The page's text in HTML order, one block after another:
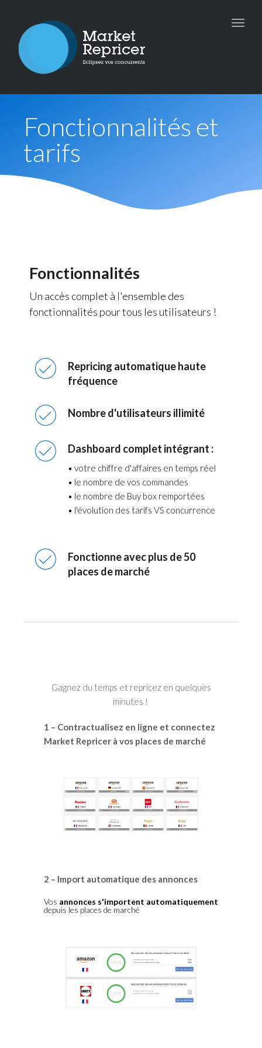
Toggle
Fonctionnalités et
tarifs
Fonctionnalités
Un accès complet à l'ensemble des
fonctionnalités pour tous les utilisateurs !
Repricing automatique haute
fréquence
Nombre d'utilisateurs illimité
Dashboard complet intégrant :
• votre chiffre d'affaires en temps réel
• le nombre de vos commandes
• le nombre de Buy box remportées
• l'évolution des tarifs VS concurrence
Fonctionne avec plus de 50
places de marché
Gagnez du temps et repricez en quelques
minutes !
1 – Contractualisez en ligne et connectez
Market Repricer à vos places de marché
2 – Import automatique des annonces
Vos annonces s'importent automatiquement
depuis les places de marché